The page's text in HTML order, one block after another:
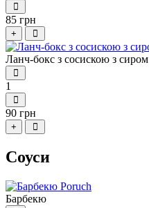
85 грн
+
Ланч-бокс з сосискою з сиром
1
90 грн
+
Соуси
Барбекю